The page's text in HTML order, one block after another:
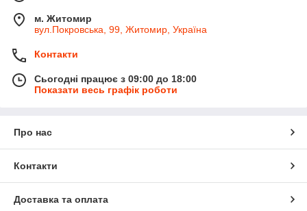
м. Житомир
вул.Покровська, 99, Житомир, Україна
Контакти
Сьогодні працює з 09:00 до 18:00
Показати весь графік роботи
Про нас
Контакти
Доставка та оплата